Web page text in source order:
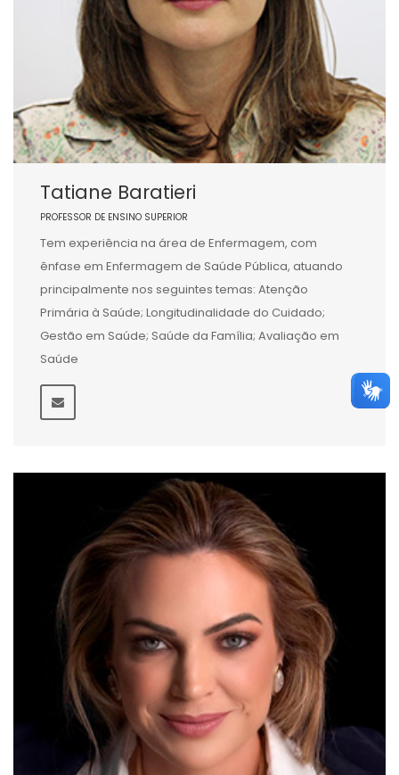
Tatiane Baratieri
PROFESSOR DE ENSINO SUPERIOR
Tem experiência na área de Enfermagem, com
ênfase em Enfermagem de Saúde Pública, atuando
principalmente nos seguintes temas: Atenção
Primária à Saúde; Longitudinalidade do Cuidado;
Gestão em Saúde; Saúde da Família; Avaliação em
Saúde